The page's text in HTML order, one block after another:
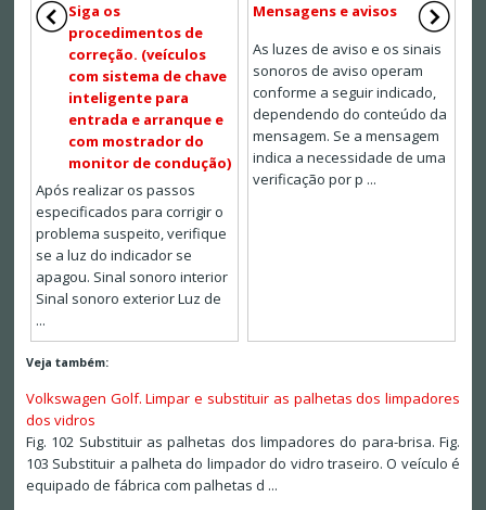
Siga os
procedimentos de
correção. (veículos
com sistema de chave
inteligente para
entrada e arranque e
com mostrador do
monitor de condução)
Após realizar os passos
especificados para corrigir o
problema suspeito, verifique
se a luz do indicador se
apagou. Sinal sonoro interior
Sinal sonoro exterior Luz de
...
Mensagens e avisos
As luzes de aviso e os sinais
sonoros de aviso operam
conforme a seguir indicado,
dependendo do conteúdo da
mensagem. Se a mensagem
indica a necessidade de uma
verificação por p ...
Veja também:
Volkswagen Golf. Limpar e substituir as palhetas dos limpadores
dos vidros
Fig. 102 Substituir as palhetas dos limpadores do para-brisa. Fig.
103 Substituir a palheta do limpador do vidro traseiro. O veículo é
equipado de fábrica com palhetas d ...